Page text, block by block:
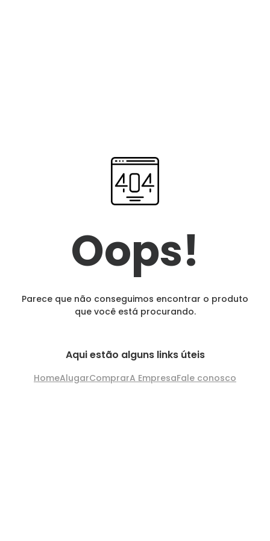
Oops!
Parece que não conseguimos encontrar o produto
que você está procurando.
Aqui estão alguns links úteis
HomeAlugarComprarA EmpresaFale conosco